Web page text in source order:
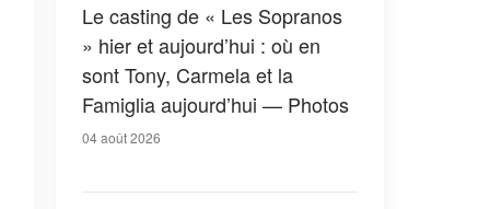
Le casting de « Les Sopranos
» hier et aujourd’hui : où en
sont Tony, Carmela et la
Famiglia aujourd’hui — Photos
04 août 2026